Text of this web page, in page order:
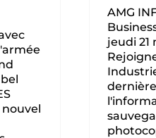
AMG
jeudi 21